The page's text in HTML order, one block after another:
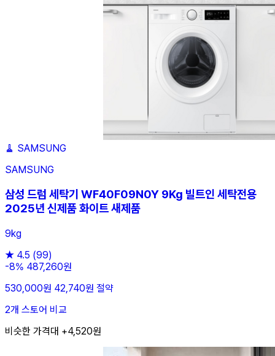
🧹 SAMSUNG
SAMSUNG
삼성 드럼 세탁기 WF40F09N0Y 9Kg 빌트인 세탁전용
2025년 신제품 화이트 새제품
9kg
★ 4.5 (99)
-8% 487,260원
530,000원 42,740원 절약
2개 스토어 비교
비슷한 가격대 +4,520원